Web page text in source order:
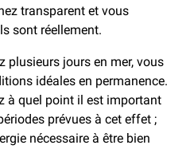
transparent et vous
sont réellement.
plusieurs jours en mer, vous
idéales en permanence.
à quel point il est important
prévues à cet effet ;
nécessaire à être bien